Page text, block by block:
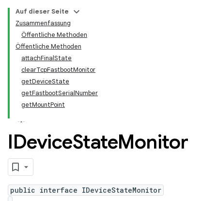
Auf dieser Seite
Zusammenfassung
Öffentliche Methoden
Öffentliche Methoden
attachFinalState
clearTcpFastbootMonitor
getDeviceState
getFastbootSerialNumber
getMountPoint
IDeviceStateMonitor
public interface IDeviceStateMonitor